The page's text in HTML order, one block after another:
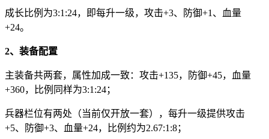
成长比例为3:1:24，即每升一级，攻击+3、防御+1、血量
+24。
2、装备配置
主装备共两套，属性加成一致：攻击+135，防御+45，血量
+360，比例同样为3:1:24；
兵器栏位有两处（当前仅开放一套），每升一级提供攻击
+5、防御+3、血量+24，比例约为2.67:1:8；